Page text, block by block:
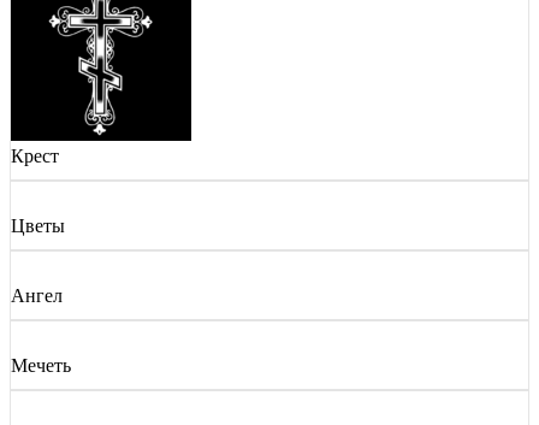
Крест
Цветы
Ангел
Мечеть